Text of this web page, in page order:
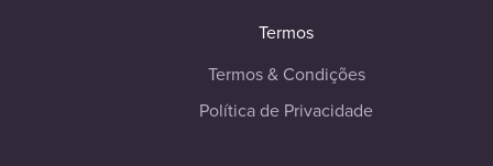
Termos
Termos & Condições
Política de Privacidade